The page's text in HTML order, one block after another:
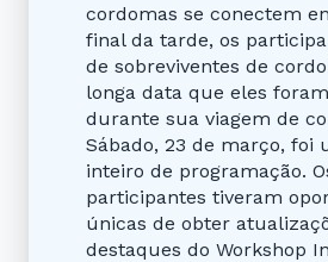
cordomas se conectem
final da tarde, os
de sobreviventes de
longa data que eles
durante sua viagem de
Sábado, 23 de março, foi
inteiro de programação.
participantes tiveram
únicas de obter
destaques do Workshop